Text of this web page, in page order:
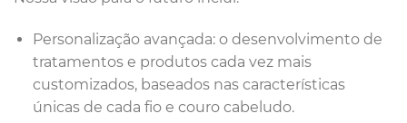
Personalização avançada: o desenvolvimento de
tratamentos e produtos cada vez mais
customizados, baseados nas características
únicas de cada fio e couro cabeludo.